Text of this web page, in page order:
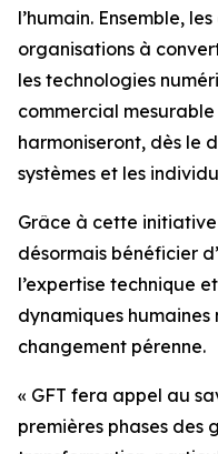
l’humain. Ensemble,
organisations à
les technologies
commercial
harmoniseront, dès le
systèmes et les
Grâce à cette
désormais bénéficier
l’expertise technique
dynamiques humaines
changement pérenne.
« GFT fera appel au
premières phases des